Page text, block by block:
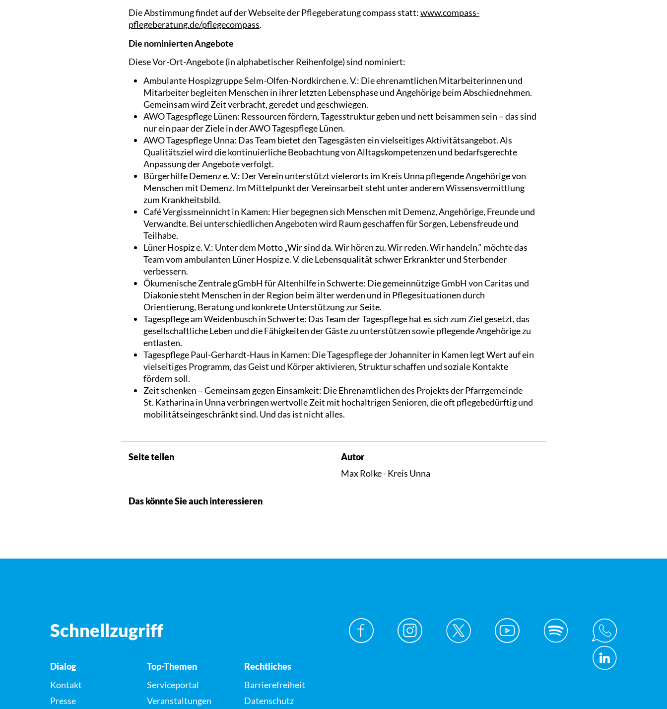
Die Abstimmung findet auf der Webseite der Pflegeberatung compass statt:www.compass-
pflegeberatung.de/pflegecompass.
Die nominierten Angebote
Diese Vor-Ort-Angebote (in alphabetischer Reihenfolge) sind nominiert:
Ambulante Hospizgruppe Selm-Olfen-Nordkirchen e. V.: Die ehrenamtlichen Mitarbeiterinnen und
Mitarbeiter begleiten Menschen in ihrer letzten Lebensphase und Angehörige beim Abschiednehmen.
Gemeinsam wird Zeit verbracht, geredet und geschwiegen.
AWO Tagespflege Lünen: Ressourcen fördern, Tagesstruktur geben und nett beisammen sein – das sind
nur ein paar der Ziele in der AWO Tagespflege Lünen.
AWO Tagespflege Unna: Das Team bietet den Tagesgästen ein vielseitiges Aktivitätsangebot. Als
Qualitätsziel wird die kontinuierliche Beobachtung von Alltagskompetenzen und bedarfsgerechte
Anpassung der Angebote verfolgt.
Bürgerhilfe Demenz e. V.: Der Verein unterstützt vielerorts im Kreis Unna pflegende Angehörige von
Menschen mit Demenz. Im Mittelpunkt der Vereinsarbeit steht unter anderem Wissensvermittlung
zum Krankheitsbild.
Café Vergissmeinnicht in Kamen: Hier begegnen sich Menschen mit Demenz, Angehörige, Freunde und
Verwandte. Bei unterschiedlichen Angeboten wird Raum geschaffen für Sorgen, Lebensfreude und
Teilhabe.
Lüner Hospiz e. V.: Unter dem Motto „Wir sind da. Wir hören zu. Wir reden. Wir handeln.“ möchte das
Team vom ambulanten Lüner Hospiz e. V. die Lebensqualität schwer Erkrankter und Sterbender
verbessern.
Ökumenische Zentrale gGmbH für Altenhilfe in Schwerte: Die gemeinnützige GmbH von Caritas und
Diakonie steht Menschen in der Region beim älter werden und in Pflegesituationen durch
Orientierung, Beratung und konkrete Unterstützung zur Seite.
Tagespflege am Weidenbusch in Schwerte: Das Team der Tagespflege hat es sich zum Ziel gesetzt, das
gesellschaftliche Leben und die Fähigkeiten der Gäste zu unterstützen sowie pflegende Angehörige zu
entlasten.
Tagespflege Paul-Gerhardt-Haus in Kamen: Die Tagespflege der Johanniter in Kamen legt Wert auf ein
vielseitiges Programm, das Geist und Körper aktivieren, Struktur schaffen und soziale Kontakte
fördern soll.
Zeit schenken – Gemeinsam gegen Einsamkeit: Die Ehrenamtlichen des Projekts der Pfarrgemeinde
St. Katharina in Unna verbringen wertvolle Zeit mit hochaltrigen Senioren, die oft pflegebedürftig und
mobilitätseingeschränkt sind. Und das ist nicht alles.
Seite teilen
Autor
Max Rolke - Kreis Unna
Das könnte Sie auch interessieren
Schnellzugriff
Dialog
Kontakt
Presse
Top-Themen
Serviceportal
Veranstaltungen
Rechtliches
Barrierefreiheit
Datenschutz